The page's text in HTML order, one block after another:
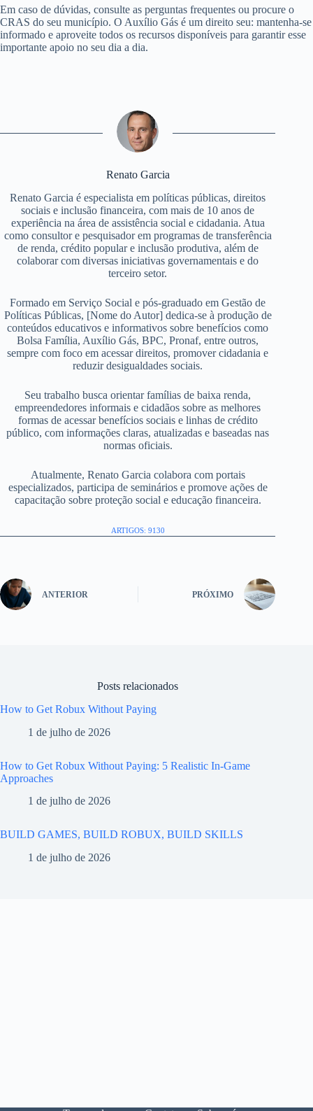
Em caso de dúvidas, consulte as perguntas frequentes ou procure o
CRAS do seu município. O Auxílio Gás é um direito seu: mantenha-se
informado e aproveite todos os recursos disponíveis para garantir esse
importante apoio no seu dia a dia.
Renato Garcia
Renato Garcia é especialista em políticas públicas, direitos
sociais e inclusão financeira, com mais de 10 anos de
experiência na área de assistência social e cidadania. Atua
como consultor e pesquisador em programas de transferência
de renda, crédito popular e inclusão produtiva, além de
colaborar com diversas iniciativas governamentais e do
terceiro setor.
Formado em Serviço Social e pós-graduado em Gestão de
Políticas Públicas, [Nome do Autor] dedica-se à produção de
conteúdos educativos e informativos sobre benefícios como
Bolsa Família, Auxílio Gás, BPC, Pronaf, entre outros,
sempre com foco em acessar direitos, promover cidadania e
reduzir desigualdades sociais.
Seu trabalho busca orientar famílias de baixa renda,
empreendedores informais e cidadãos sobre as melhores
formas de acessar benefícios sociais e linhas de crédito
público, com informações claras, atualizadas e baseadas nas
normas oficiais.
Atualmente, Renato Garcia colabora com portais
especializados, participa de seminários e promove ações de
capacitação sobre proteção social e educação financeira.
ARTIGOS: 9130
ANTERIOR PRÓXIMO
Posts relacionados
How to Get Robux Without Paying
1 de julho de 2026
How to Get Robux Without Paying: 5 Realistic In-Game
Approaches
1 de julho de 2026
BUILD GAMES, BUILD ROBUX, BUILD SKILLS
1 de julho de 2026